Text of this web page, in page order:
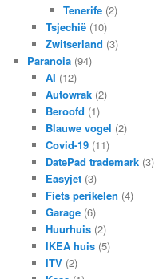
Tenerife (2)
Tsjechië(10)
Zwitserland (3)
Paranoia (94)
AI (12)
Autowrak(2)
Beroofd (1)
Blauwe vogel (2)
Covid-19(11)
DatePad trademark(3)
Easyjet(3)
Fiets perikelen (4)
Garage(6)
Huurhuis(2)
IKEA huis(5)
ITV(2)